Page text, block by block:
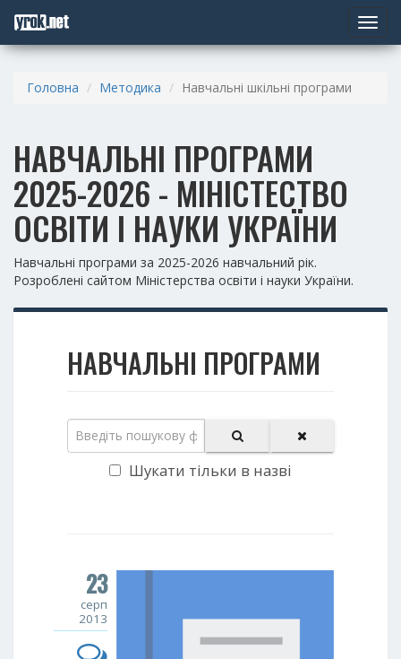
Toggle
Головна Методика Навчальні шкільні програми
НАВЧАЛЬНІ ПРОГРАМИ
2025-2026 - МІНІСТЕСТВО
ОСВІТИ І НАУКИ УКРАЇНИ
Навчальні програми за 2025-2026 навчальний рік.
Розроблені сайтом Міністерства освіти і науки України.
НАВЧАЛЬНІ ПРОГРАМИ
Шукати тільки в назві
23
серп
2013